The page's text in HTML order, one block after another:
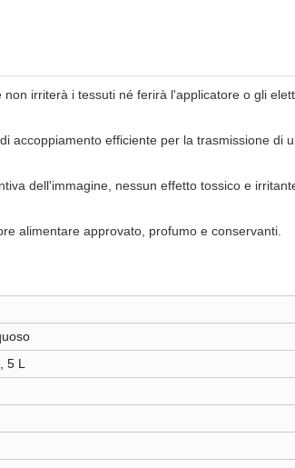
irriterà i tessuti né ferirà l'applicatore o gli
accoppiamento efficiente per la trasmissione di
dell'immagine, nessun effetto tossico e
alimentare approvato, profumo e conservanti.
5 L